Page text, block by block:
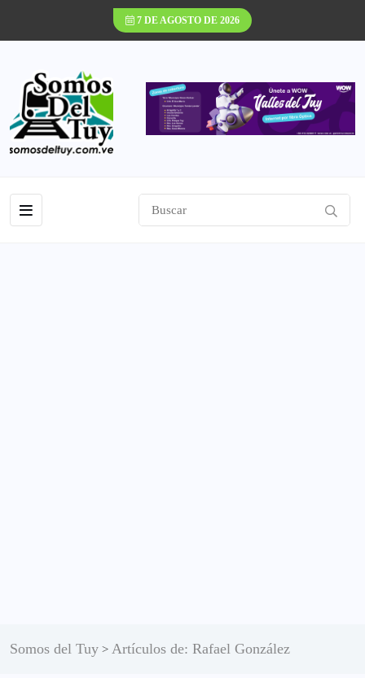
7 DE AGOSTO DE 2026
Somos del Tuy > Artículos de: Rafael González